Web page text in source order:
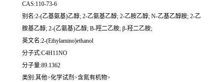
CAS:110-73-6
别名:2-(乙基氨基)乙醇; 2-乙氨基乙醇; 2-乙胺乙醇; N-乙基乙醇胺; 2-乙
胺基乙醇; 2-(乙氨基)乙醇; Β-羥二乙胺; β-羟二乙胺;
英文名:2-(Ethylamino)ethanol
分子式:C4H11NO
分子量:89.1362
类别:其他>化学试剂>含氮有机物>